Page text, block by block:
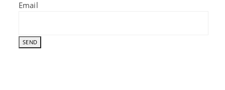
Email